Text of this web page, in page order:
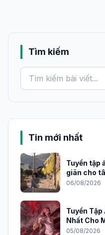
Tìm kiếm
Tin mới nhất
Tuyển tập
giãn cho
06/08/2026
Tuyển
Nhất Cho
05/08/2026